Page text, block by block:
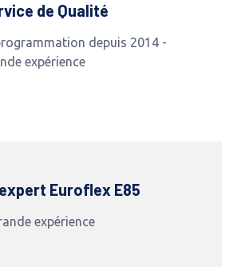
de Qualité
depuis 2014 -
expérience
Euroflex E85
expérience